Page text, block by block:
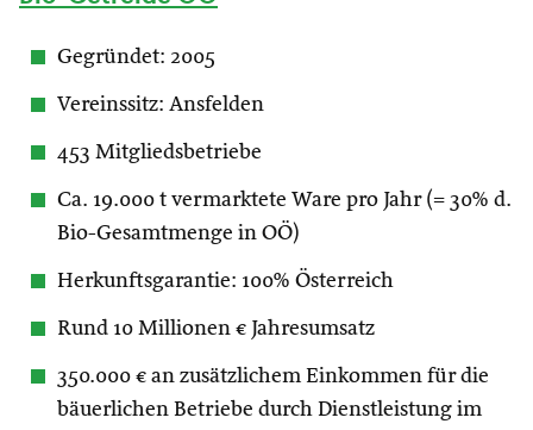
Gegründet: 2005
Vereinssitz: Ansfelden
453 Mitgliedsbetriebe
Ca. 19.000 t vermarktete Ware pro Jahr (= 30% d.
Bio-Gesamtmenge in OÖ)
Herkunftsgarantie: 100% Österreich
Rund 10 Millionen € Jahresumsatz
350.000 € an zusätzlichem Einkommen für die
bäuerlichen Betriebe durch Dienstleistung im